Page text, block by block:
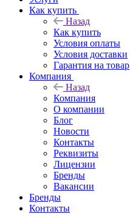
Как купить
Назад
Как купить
Условия оплаты
Условия доставки
Гарантия на товар
Компания
Назад
Компания
О компании
Блог
Новости
Контакты
Реквизиты
Лицензии
Бренды
Вакансии
Бренды
Контакты